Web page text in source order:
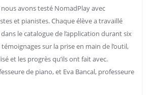
nous avons testé NomadPlay avec
et pianistes. Chaque élève a travaillé
le catalogue de l’application durant six
sur la prise en main de l’outil,
et les progrès qu’ils ont fait avec.
de piano, et Eva Bancal, professeure